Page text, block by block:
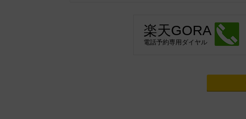
楽天GORA
電話予約専用ダイヤル